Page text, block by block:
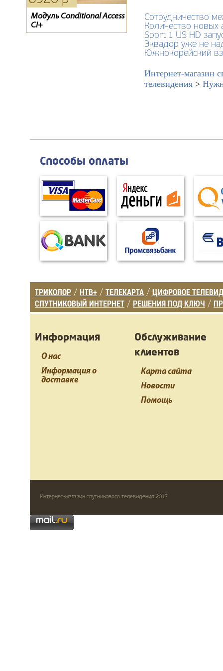
Модуль Conditional Access
CI+
Пульт для спутникового
ресивера ТЕЛЕКАРТА
BigSAT Golden 1 CR
Пульт для спутникового
ресивера ТЕЛЕКАРТА
Continent-04(CNX/IR), EVO-
Сотрудничество
Количество новых
Sport 1 US HD
Эквадор уже не
Южнокорейский
Интернет-магазин
телевидения >
Способы оплаты
ТРИКОЛОР / НТВ+ / ТЕЛЕКАРТА / ЦИФРОВОЕ
СПУТНИКОВЫЙ ИНТЕРНЕТ / РЕШЕНИЯ ПОД КЛЮЧ /
Информация
О нас
Информация о
доставке
Обслуживание
клиентов
Карта сайта
Новости
Помощь
Интернет-магазин спутникового телевидения 2017